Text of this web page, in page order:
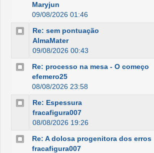
Maryjun
09/08/2026 01:46
Re: sem pontuação
AlmaMater
09/08/2026 00:43
Re: processo na mesa - O começo
efemero25
08/08/2026 23:58
Re: Espessura
fracafigura007
08/08/2026 19:26
Re: A dolosa progenitora dos erros
fracafigura007